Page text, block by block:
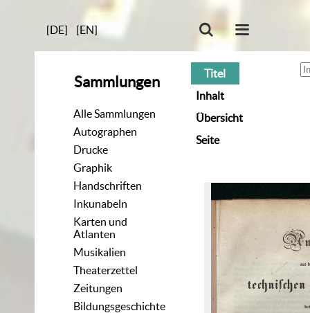
[DE] [EN]
Sammlungen
Alle Sammlungen
Autographen
Drucke
Graphik
Handschriften
Inkunabeln
Karten und
Atlanten
Musikalien
Theaterzettel
Zeitungen
Bildungsgeschichte
Titel
Inhalt
Übersicht
Seite